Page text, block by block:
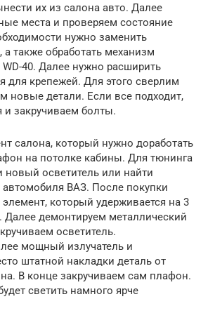
их из салона авто. Далее
места и проверяем состояние
нужно заменить
также обработать механизм
40. Далее нужно расширить
для крепежей. Для этого сверлим
новые детали. Если все подходит,
и закручиваем болты.
салона, который нужно доработать
на потолке кабины. Для тюнинга
новый осветитель или найти
ВАЗ. После покупки
который удерживается на 3
Далее демонтируем металлический
осветитель.
мощный излучатель и
штатной накладки деталь от
В конце закручиваем сам плафон.
светить намного ярче